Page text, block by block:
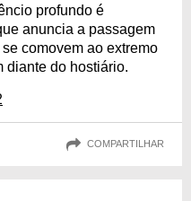
profundo é
anuncia a passagem
comovem ao extremo
diante do hostiário.
COMPARTILHAR